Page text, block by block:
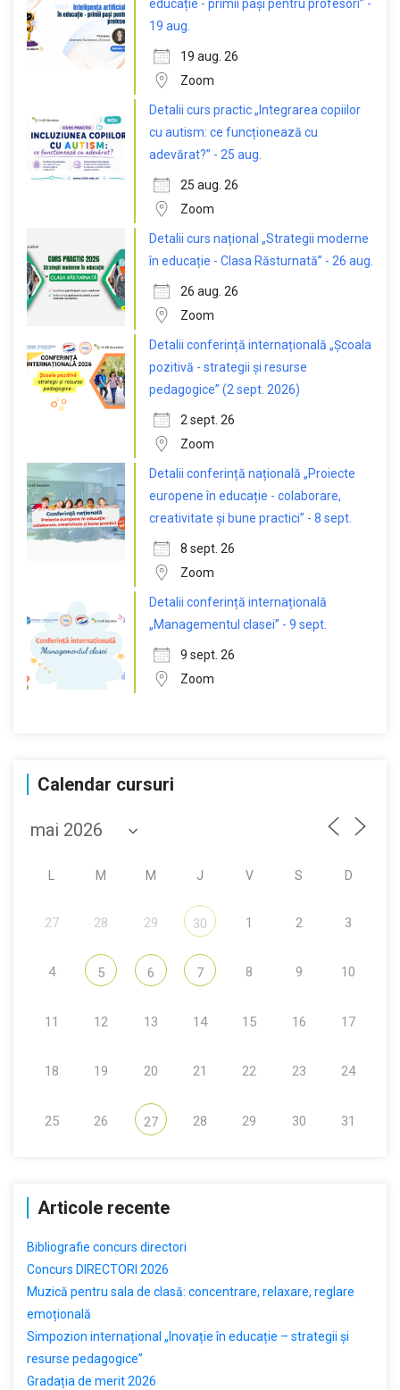
educație - primii pași pentru profesori” -
19 aug.
19 aug. 26
Zoom
Detalii curs practic „Integrarea copiilor
cu autism: ce funcționează cu
adevărat?” - 25 aug.
25 aug. 26
Zoom
Detalii curs național „Strategii moderne
în educație - Clasa Răsturnată” - 26 aug.
26 aug. 26
Zoom
Detalii conferință internațională „Școala
pozitivă - strategii și resurse
pedagogice” (2 sept. 2026)
2 sept. 26
Zoom
Detalii conferință națională „Proiecte
europene în educație - colaborare,
creativitate și bune practici” - 8 sept.
8 sept. 26
Zoom
Detalii conferință internațională
„Managementul clasei” - 9 sept.
9 sept. 26
Zoom
Calendar cursuri
M M J V S D
27 28 29 30 1 2 3
4 5 6 7 8 9 10
11 12 13 14 15 16 17
18 19 20 21 22 23 24
25 26 27 28 29 30 31
Articole recente
Bibliografie concurs directori
Concurs DIRECTORI 2026
Muzică pentru sala de clasă: concentrare, relaxare, reglare
emoțională
Simpozion internațional „Inovație în educație – strategii și
resurse pedagogice”
Gradația de merit 2026